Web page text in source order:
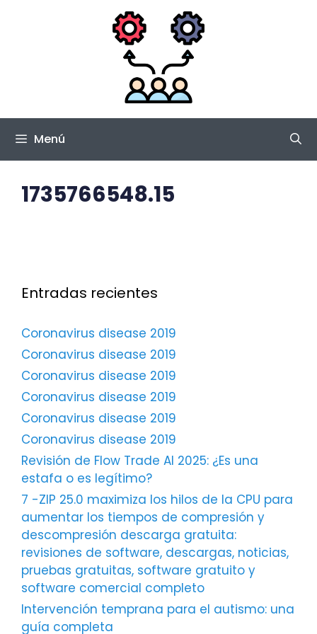
Menú
1735766548.15
Entradas recientes
Coronavirus disease 2019
Coronavirus disease 2019
Coronavirus disease 2019
Coronavirus disease 2019
Coronavirus disease 2019
Coronavirus disease 2019
Revisión de Flow Trade AI 2025: ¿Es una
estafa o es legítimo?
7 -ZIP 25.0 maximiza los hilos de la CPU para
aumentar los tiempos de compresión y
descompresión descarga gratuita:
revisiones de software, descargas, noticias,
pruebas gratuitas, software gratuito y
software comercial completo
Intervención temprana para el autismo: una
guía completa